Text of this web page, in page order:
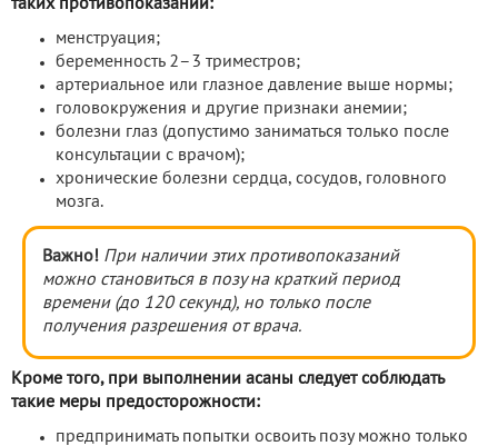
таких противопоказаний:
менструация;
беременность 2–3 триместров;
артериальное или глазное давление выше нормы;
головокружения и другие признаки анемии;
болезни глаз (допустимо заниматься только после
консультации с врачом);
хронические болезни сердца, сосудов, головного
мозга.
Важно! При наличии этих противопоказаний
можно становиться в позу на краткий период
времени (до 120 секунд), но только после
получения разрешения от врача.
Кроме того, при выполнении асаны следует соблюдать
такие меры предосторожности:
предпринимать попытки освоить позу можно только